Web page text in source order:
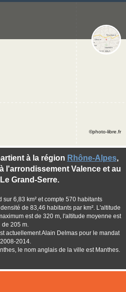
à la région Rhône-Alpes,
l'arrondissement Valence et au
Grand-Serre.
sur 6,83 km² et compte 570 habitants
de 83,46 habitants par km². L'altitude
est de 320 m, l'altitude moyenne est
de 205 m.
actuellement Alain Delmas pour le mandat
2008-2014.
le nom anglais de la ville est Manthes.
©photo-libre.fr